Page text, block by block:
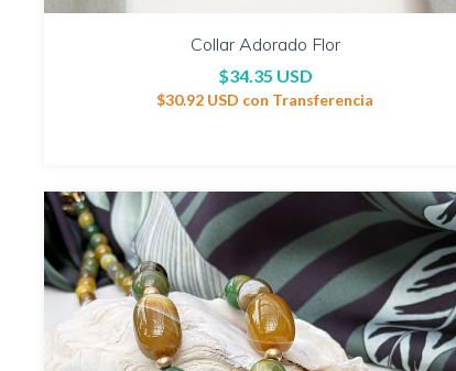
Collar Adorado Flor
$34.35 USD
$30.92 USD con Transferencia